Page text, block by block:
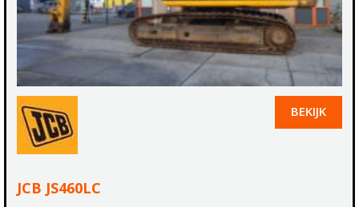
BEKIJK
JCB JS460LC